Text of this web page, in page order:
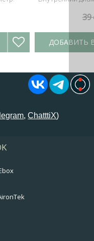
39
ДОБАВИТЬ
,ChatttiX)